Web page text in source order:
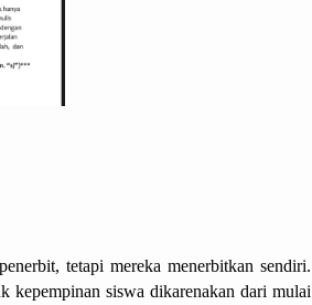
tetapi mereka menerbitkan sendiri.
kepempinan siswa dikarenakan dari mulai